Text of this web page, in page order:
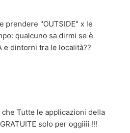
prendere "OUTSIDE" x le
qualcuno sa dirmi se è
e dintorni tra le località??
Tutte le applicazioni della
solo per oggiiii !!!